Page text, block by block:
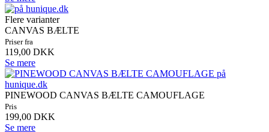
Flere varianter
CANVAS BÆLTE
Priser fra
119,00 DKK
Se mere
PINEWOOD CANVAS BÆLTE CAMOUFLAGE
Pris
199,00 DKK
Se mere